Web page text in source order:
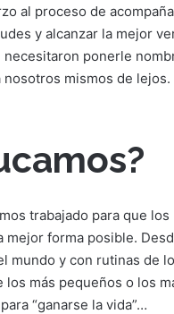
al proceso de
y alcanzar la mejor
ponerle
mismos de
trabajado para que
forma posible.
mundo y con rutinas de
más pequeños o los
“ganarse la vida”…